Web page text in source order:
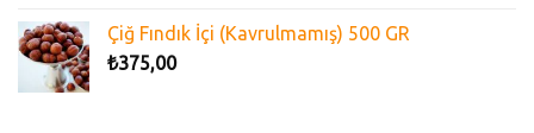
Çiğ Fındık İçi (Kavrulmamış) 500 GR
₺375,00